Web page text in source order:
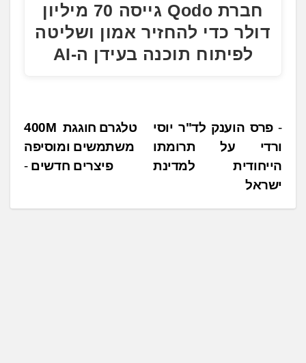
חברת Qodo גייסה 70 מיליון
דולר כדי להחזיר אמון ושליטה
לפיתוח תוכנה בעידן ה-AI
נ
י
ו
טלגרם חוגגת 400M ‎
‏משתמשים ‏ומוסיפה
‏פיצרים ‏חדשים
פרס הוענק לד"ר יוסי
ורדי על תרומתו
הייחודית למדינת
ישראל